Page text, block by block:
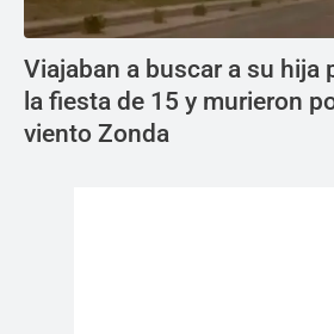
Viajaban a buscar a su hija
la fiesta de 15 y murieron
viento Zonda